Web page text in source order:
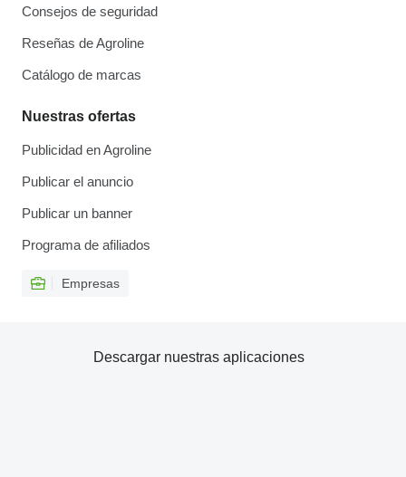
Consejos de seguridad
Reseñas de Agroline
Catálogo de marcas
Nuestras ofertas
Publicidad en Agroline
Publicar el anuncio
Publicar un banner
Programa de afiliados
Empresas
Descargar nuestras aplicaciones